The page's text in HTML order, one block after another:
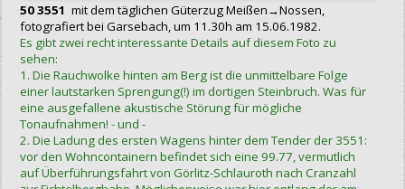
50 3551 mit dem täglichen Güterzug Meißen→Nossen,
fotografiert bei Garsebach, um 11.30h am 15.06.1982.
Es gibt zwei recht interessante Details auf diesem Foto zu
sehen:
1. Die Rauchwolke hinten am Berg ist die unmittelbare Folge
einer lautstarken Sprengung(!) im dortigen Steinbruch. Was für
eine ausgefallene akustische Störung für mögliche
Tonaufnahmen! - und -
2. Die Ladung des ersten Wagens hinter dem Tender der 3551:
vor den Wohncontainern befindet sich eine 99.77, vermutlich
auf Überführungsfahrt von Görlitz-Schlauroth nach Cranzahl